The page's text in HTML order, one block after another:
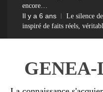
encore…
Il y a 6 ans
Le silence
inspiré de faits réels,